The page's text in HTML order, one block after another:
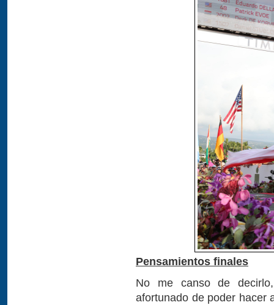
Pensamientos finales
No me canso de
afortunado de poder hacer